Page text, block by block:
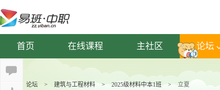
首页 在线课程 主社区 论坛
论坛 > 建筑与工程材料 > 2025级材料中本1班 > 立夏